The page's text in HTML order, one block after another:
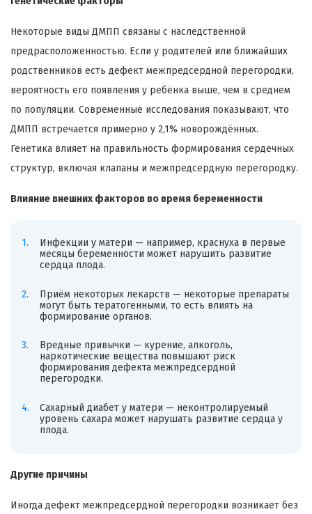
Некоторые виды ДМПП связаны с наследственной
предрасположенностью. Если у родителей или ближайших
родственников есть дефект межпредсердной перегородки,
вероятность его появления у ребёнка выше, чем в среднем
по популяции. Современные исследования показывают, что
ДМПП встречается примерно у 2,1% новорождённых.
Генетика влияет на правильность формирования сердечных
структур, включая клапаны и межпредсердную перегородку.
Влияние внешних факторов во время беременности
Инфекции у матери — например, краснуха в первые
месяцы беременности может нарушить развитие
сердца плода.
Приём некоторых лекарств — некоторые препараты
могут быть тератогенными, то есть влиять на
формирование органов.
Вредные привычки — курение, алкоголь,
наркотические вещества повышают риск
формирования дефекта межпредсердной
перегородки.
Сахарный диабет у матери — неконтролируемый
уровень сахара может нарушать развитие сердца у
плода.
Другие причины
Иногда дефект межпредсердной перегородки возникает без